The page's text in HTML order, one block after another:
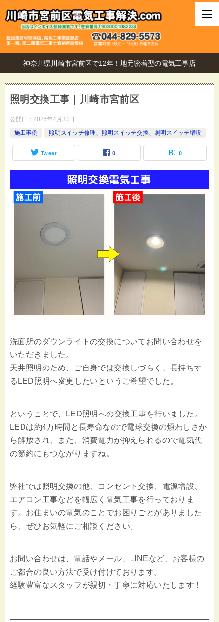
神奈川県川崎市宮前区で12年！地元密着型の電気工事店
照明交換工事｜川崎市宮前区
公開日： 2026年4月30日
施工事例
照明スイッチ修理、照明スイッチ交換、照明スイッチ増設
Tweet 0 0
洗面所のダウンライトの交換についてお問い合わせを
いただきました。
天井照明のため、ご自身では交換しづらく、長持ちす
るLED照明へ変更したいというご希望でした。
ということで、LED照明への交換工事を行いました。
LEDは約4万時間と長寿命なので電球交換の煩わしさか
ら解放され、また、消費電力が抑えられるので電気代
の節約にもつながりますね。
弊社では照明交換の他、コンセント交換、電源増設、
エアコン工事などを幅広く電気工事を行っておりま
す。お住まいの電気のことでお困りごとがありました
ら、ぜひお気軽にご相談ください。
お問い合わせは、電話やメール、LINEなど、お客様の
ご都合の良い方法で受け付けております。
経験豊富なスタッフが親切・丁寧に対応いたします！